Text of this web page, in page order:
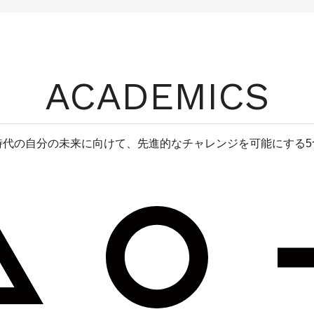
ACADEMICS
の自分の未来に向けて、先進的なチャレンジを可能にする